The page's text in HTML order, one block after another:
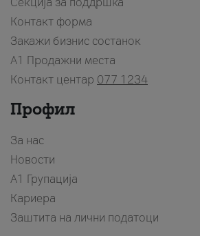
Секција за поддршка
Контакт форма
Закажи бизнис состанок
A1 Продажни места
Контакт центар 077 1234
Профил
За нас
Новости
А1 Групација
Кариера
Заштита на лични податоци